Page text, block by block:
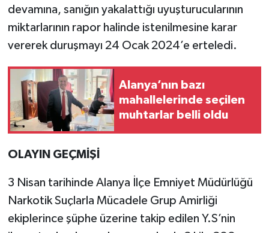
devamına, sanığın yakalattığı uyuşturucularının
miktarlarının rapor halinde istenilmesine karar
vererek duruşmayı 24 Ocak 2024’e erteledi.
Alanya’nın bazı
mahallelerinde seçilen
muhtarlar belli oldu
OLAYIN GEÇMİŞİ
3 Nisan tarihinde Alanya İlçe Emniyet Müdürlüğü
Narkotik Suçlarla Mücadele Grup Amirliği
ekiplerince şüphe üzerine takip edilen Y.S’nin